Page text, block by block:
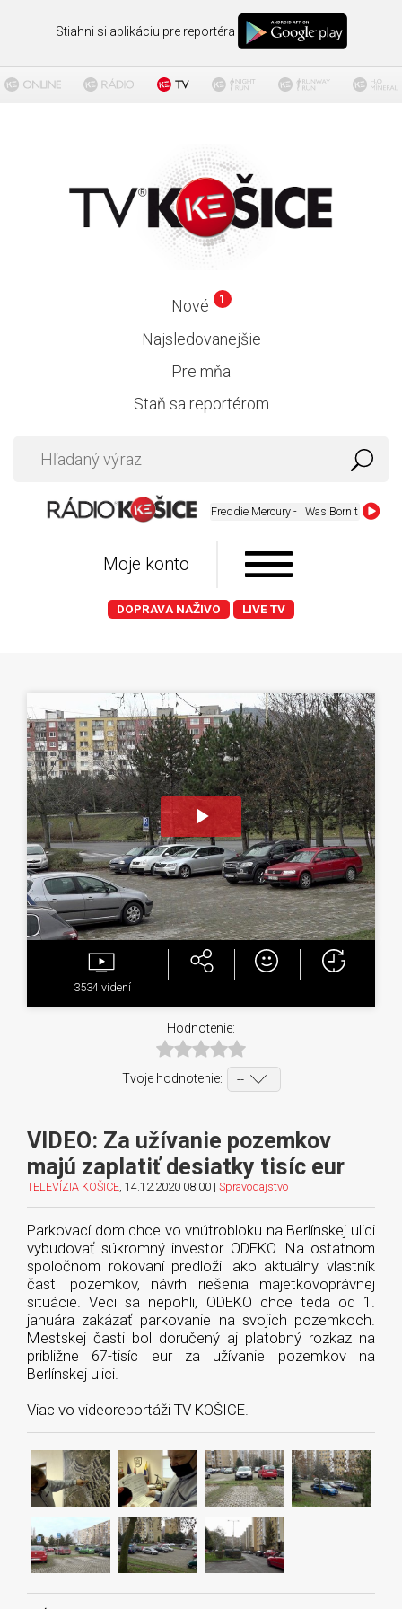
Stiahni si aplikáciu pre reportéra
Nové 1
Najsledovanejšie
Pre mňa
Staň sa reportérom
Freddie Mercury - I Was Born to Love You
Moje konto
DOPRAVA NAŽIVO LIVE TV
Play
Video
3534 videní
Hodnotenie:
Tvoje hodnotenie:
VIDEO: Za užívanie pozemkov
majú zaplatiť desiatky tisíc eur
TELEVÍZIA KOŠICE , 14.12.2020 08:00 | Spravodajstvo
Parkovací dom chce vo vnútrobloku na Berlínskej ulici
vybudovať súkromný investor ODEKO. Na ostatnom
spoločnom rokovaní predložil ako aktuálny vlastník
časti pozemkov, návrh riešenia majetkovoprávnej
situácie. Veci sa nepohli, ODEKO chce teda od 1.
januára zakázať parkovanie na svojich pozemkoch.
Mestskej časti bol doručený aj platobný rozkaz na
približne 67-tisíc eur za užívanie pozemkov na
Berlínskej ulici.
Viac vo videoreportáži TV KOŠICE.